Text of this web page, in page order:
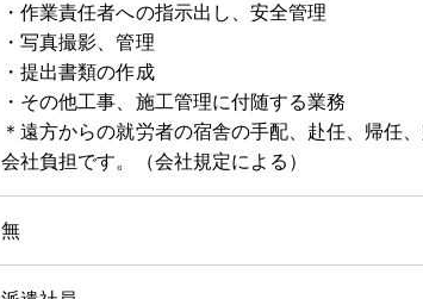
・作業責任者への指示出し、安全管理
・写真撮影、管理
・提出書類の作成
・その他工事、施工管理に付随する業務
＊遠方からの就労者の宿舎の手配、赴任、帰任
会社負担です。（会社規定による）
無